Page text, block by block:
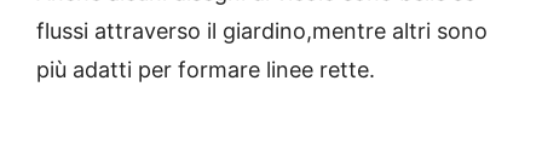
flussi attraverso il giardino,mentre altri sono
più adatti per formare linee rette.